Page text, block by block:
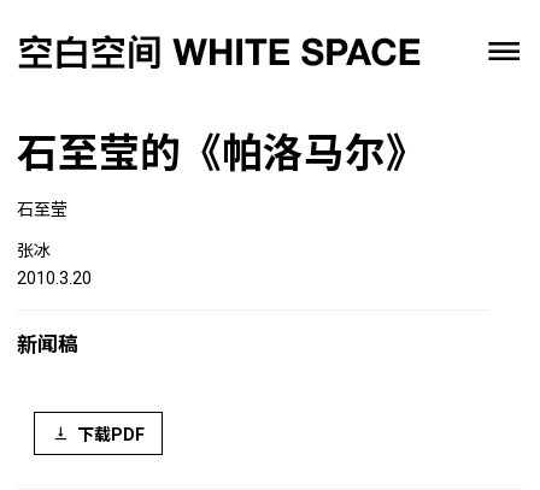
石至莹的《帕洛马尔》
石至莹
张冰
2010.3.20
新闻稿
下载PDF